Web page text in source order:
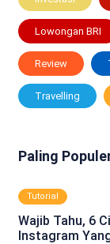
Lowongan BRI
Review
Travelling
Paling
Tutorial
Wajib Tahu, 6
Instagram